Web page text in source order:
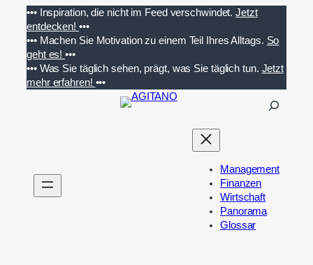
Inhalt
springen
••• Inspiration, die nicht im Feed verschwindet. Jetzt
entdecken! •••
••• Machen Sie Motivation zu einem Teil Ihres Alltags. So
geht es!•••
••• Was Sie täglich sehen, prägt, was Sie täglich tun. Jetzt
mehr erfahren! •••
n
Management
Finanzen
Wirtschaft
Panorama
Glossar